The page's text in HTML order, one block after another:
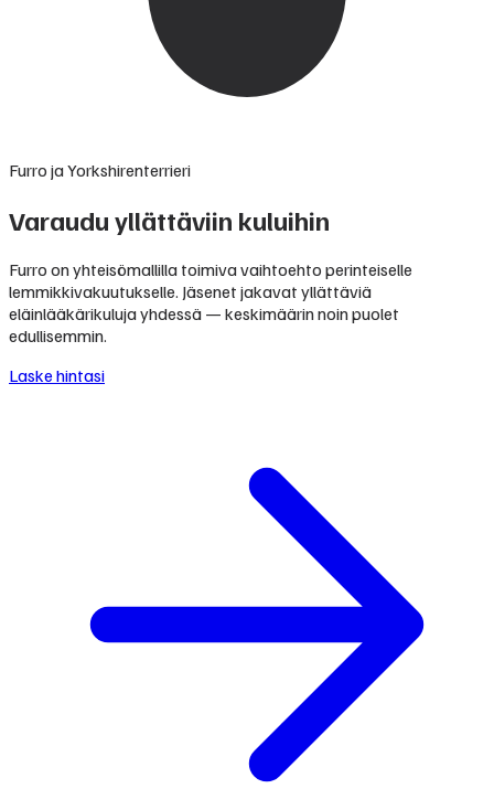
Furro ja Yorkshirenterrieri
Varaudu yllättäviin kuluihin
Furro on yhteisömallilla toimiva vaihtoehto perinteiselle
lemmikkivakuutukselle. Jäsenet jakavat yllättäviä
eläinlääkärikuluja yhdessä — keskimäärin noin puolet
edullisemmin.
Laske hintasi